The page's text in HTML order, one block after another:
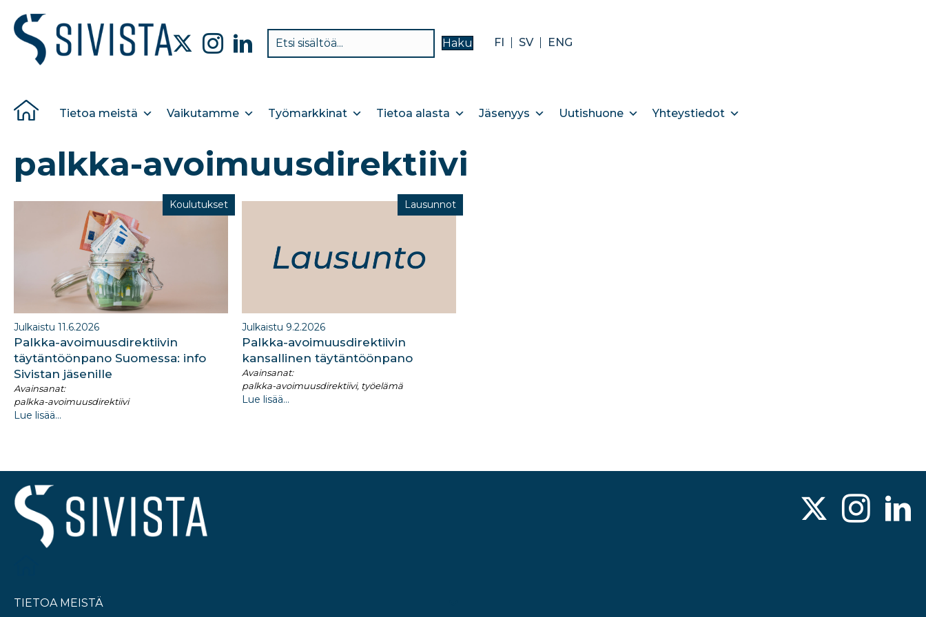
Haku FI SV ENG
Tietoa meistä Vaikutamme Työmarkkinat Tietoa alasta Jäsenyys Uutishuone Yhteystiedot
palkka-avoimuusdirektiivi
Koulutukset
Julkaistu 11.6.2026
Palkka-avoimuusdirektiivin
täytäntöönpano Suomessa: info
Sivistan jäsenille
Avainsanat:
palkka-avoimuusdirektiivi
Lue lisää...
Lausunnot
Julkaistu 9.2.2026
Palkka-avoimuusdirektiivin
kansallinen täytäntöönpano​
Avainsanat:
palkka-avoimuusdirektiivi, työelämä
Lue lisää...
TIETOA MEISTÄ